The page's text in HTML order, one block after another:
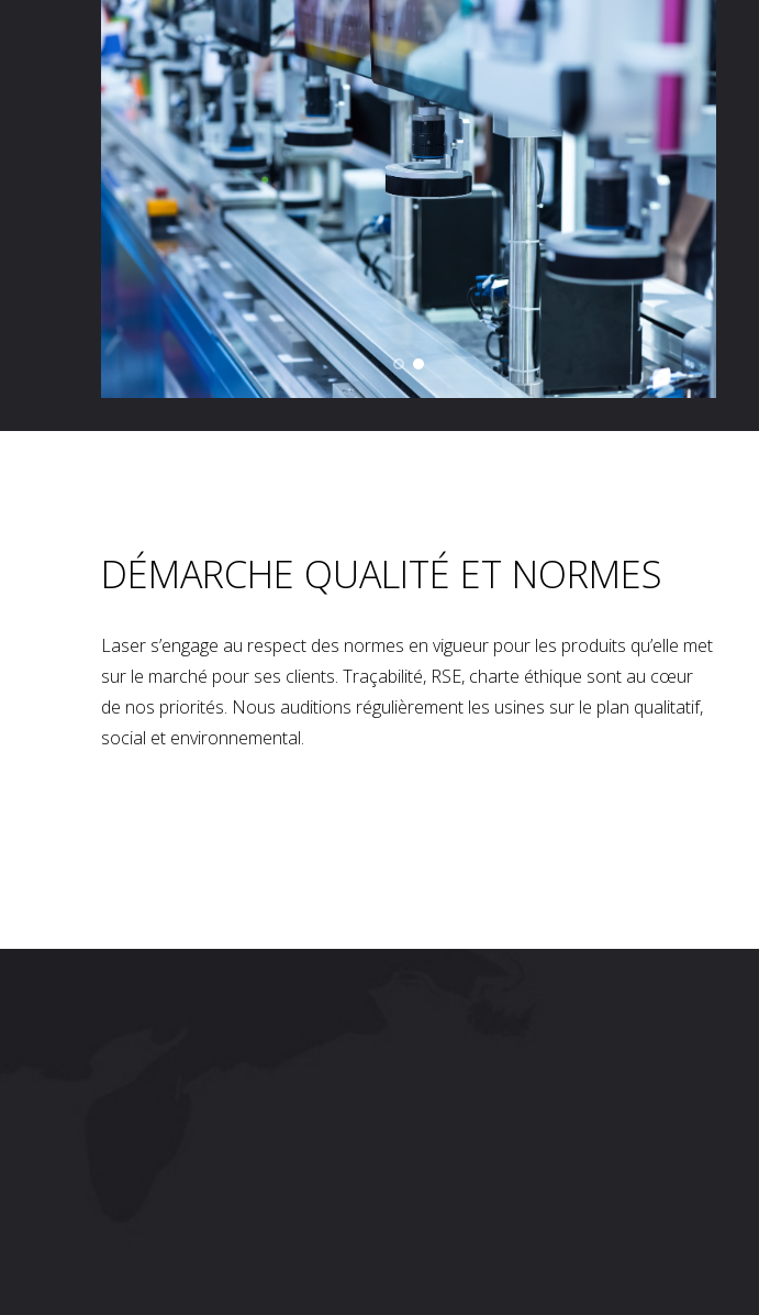
DÉMARCHE QUALITÉ ET NORMES
Laser s’engage au respect des normes en vigueur pour les produits qu’elle met
sur le marché pour ses clients. Traçabilité, RSE, charte éthique sont au cœur
de nos priorités. Nous auditions régulièrement les usines sur le plan qualitatif,
social et environnemental.